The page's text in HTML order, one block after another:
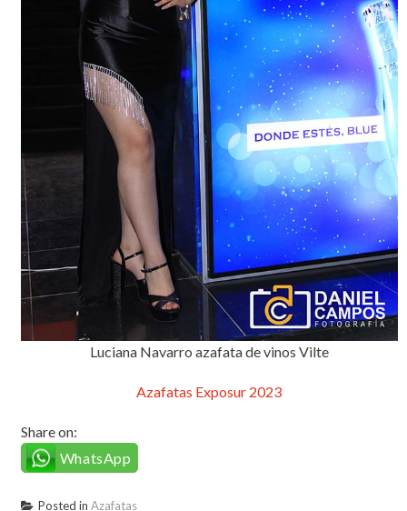
Luciana Navarro azafata de vinos Vilte
Azafatas Exposur 2023
Share on:
WhatsApp
Posted in Azafatas